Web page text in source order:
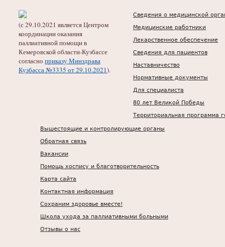
(с 29.10.2021 является Центром
координации оказания
паллиативной помощи в
Кемеровской области-Кузбассе
согласно приказу Минздрава
Кузбасса №3335 от 29.10.2021).
Сведения о медицинской
Медицинские работники
Лекарственное обеспечение
Сведения для пациентов
Наставничество
Нормативные документы
Для специалиста
80 лет Великой Победы
Территориальная программа
Вышестоящие и контролирующие органы
Обратная связь
Вакансии
Помощь хоспису и благотворительность
Карта сайта
Контактная информация
Сохраним здоровье вместе!
Школа ухода за паллиативными больными
Отзывы о нас